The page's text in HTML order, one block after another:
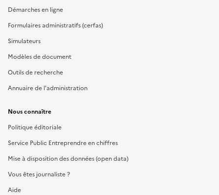
Démarches en ligne
Formulaires administratifs (cerfas)
Simulateurs
Modèles de document
Outils de recherche
Annuaire de l'administration
Nous connaître
Politique éditoriale
Service Public Entreprendre en chiffres
Mise à disposition des données (open data)
Vous êtes journaliste ?
Aide